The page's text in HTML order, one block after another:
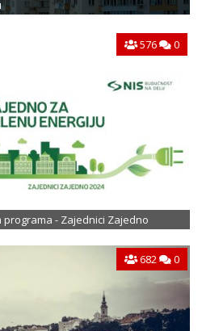
576 0
- Zajednici Zajedno
682 0